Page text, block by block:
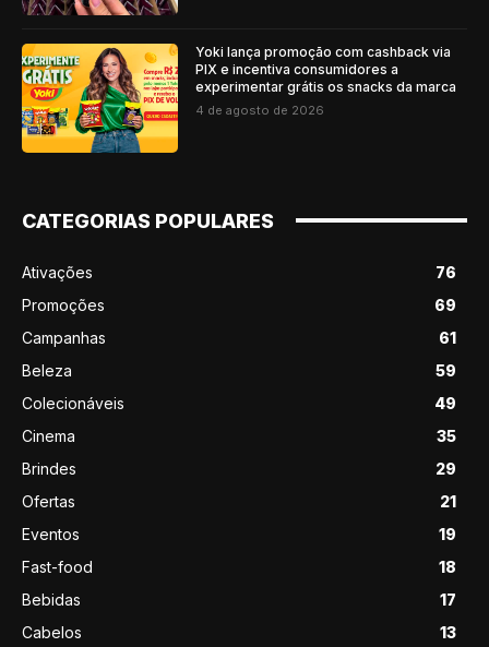
Yoki lança promoção com cashback via
PIX e incentiva consumidores a
experimentar grátis os snacks da marca
4 de agosto de 2026
CATEGORIAS POPULARES
Ativações
76
Promoções
69
Campanhas
61
Beleza
59
Colecionáveis
49
Cinema
35
Brindes
29
Ofertas
21
Eventos
19
Fast-food
18
Bebidas
17
Cabelos
13